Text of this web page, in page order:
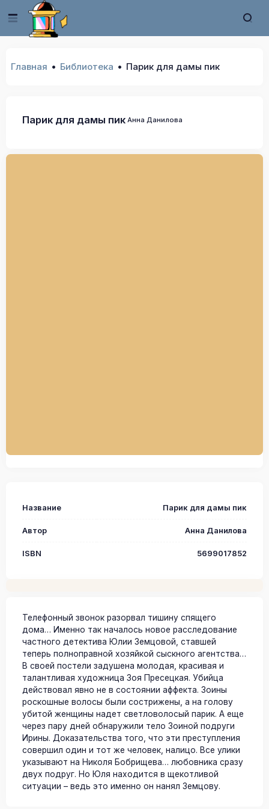
Главная Библиотека Парик для дамы пик
Парик для дамы пик Анна Данилова
Название Парик для дамы пик
Автор Анна Данилова
ISBN 5699017852
Телефонный звонок разорвал тишину спящего
дома… Именно так началось новое расследование
частного детектива Юлии Земцовой, ставшей
теперь полноправной хозяйкой сыскного агентства…
В своей постели задушена молодая, красивая и
талантливая художница Зоя Пресецкая. Убийца
действовал явно не в состоянии аффекта. Зоины
роскошные волосы были сострижены, а на голову
убитой женщины надет светловолосый парик. А еще
через пару дней обнаружили тело Зоиной подруги
Ирины. Доказательства того, что эти преступления
совершил один и тот же человек, налицо. Все улики
указывают на Николя Бобрищева… любовника сразу
двух подруг. Но Юля находится в щекотливой
ситуации – ведь это именно он нанял Земцову.